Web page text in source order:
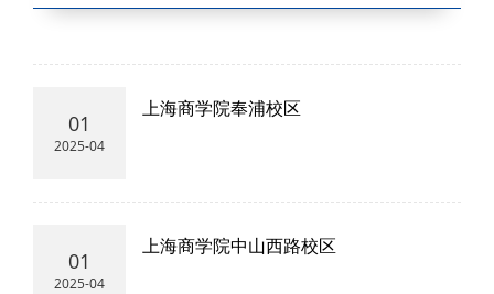
01
2025-04
上海商学院奉浦校区
01
2025-04
上海商学院中山西路校区